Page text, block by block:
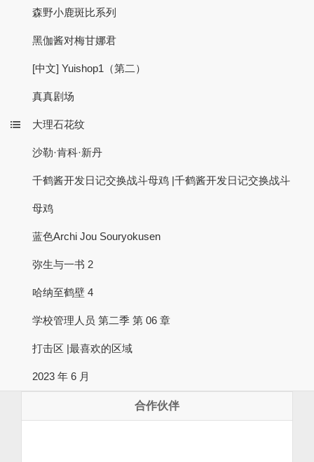
森野小鹿斑比系列
黑伽酱对梅甘娜君
[中文] Yuishop1（第二）
真真剧场
大理石花纹
沙勒·肯科·新丹
千鹤酱开发日记交换战斗母鸡 |千鹤酱开发日记交换战斗
母鸡
蓝色Archi Jou Souryokusen
弥生与一书 2
哈纳至鹤壁 4
学校管理人员 第二季 第 06 章
打击区 |最喜欢的区域
2023 年 6 月
合作伙伴